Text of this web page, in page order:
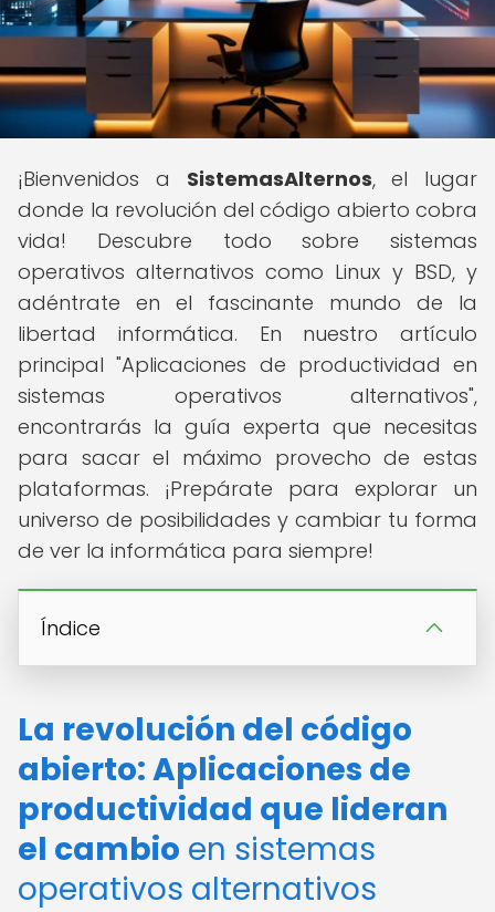
¡Bienvenidos a SistemasAlternos, el lugar
donde la revolución del código abierto cobra
vida! Descubre todo sobre sistemas
operativos alternativos como Linux y BSD, y
adéntrate en el fascinante mundo de la
libertad informática. En nuestro artículo
principal "Aplicaciones de productividad en
sistemas operativos alternativos",
encontrarás la guía experta que necesitas
para sacar el máximo provecho de estas
plataformas. ¡Prepárate para explorar un
universo de posibilidades y cambiar tu forma
de ver la informática para siempre!
Índice
La revolución del código
abierto: Aplicaciones de
productividad que lideran
el cambio en sistemas
operativos alternativos